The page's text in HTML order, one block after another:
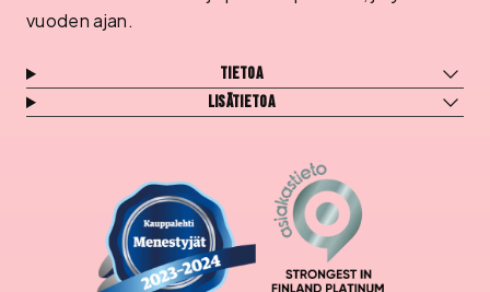
vuoden ajan.
Tietoa
Lisätietoa